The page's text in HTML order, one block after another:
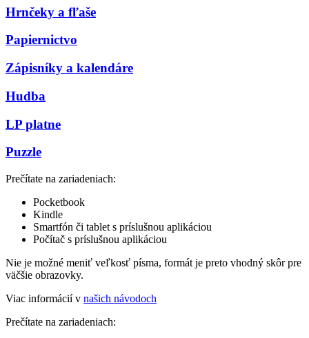
Hrnčeky a fľaše
Papiernictvo
Zápisníky a kalendáre
Hudba
LP platne
Puzzle
Prečítate na zariadeniach:
Pocketbook
Kindle
Smartfón či tablet s príslušnou aplikáciou
Počítač s príslušnou aplikáciou
Nie je možné meniť veľkosť písma, formát je preto vhodný skôr pre
väčšie obrazovky.
Viac informácií v našich návodoch
Prečítate na zariadeniach: